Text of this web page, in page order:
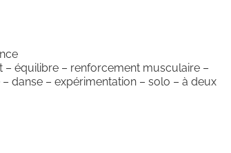
– équilibre – renforcement musculaire –
danse – expérimentation – solo – à deux